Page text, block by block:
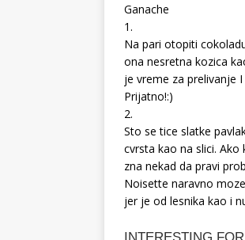
Ganache
1.
Na pari otopiti
ona nesretna kozica
je vreme za prelivanje
Prijatno!:)
2.
Sto se tice slatke
cvrsta kao na slici.
zna nekad da pravi
Noisette naravno
jer je od lesnika kao i